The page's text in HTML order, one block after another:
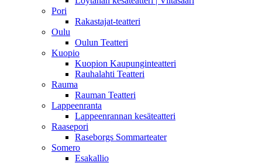
Pori
Rakastajat-teatteri
Oulu
Oulun Teatteri
Kuopio
Kuopion Kaupunginteatteri
Rauhalahti Teatteri
Rauma
Rauman Teatteri
Lappeenranta
Lappeenrannan kesäteatteri
Raasepori
Raseborgs Sommarteater
Somero
Esakallio